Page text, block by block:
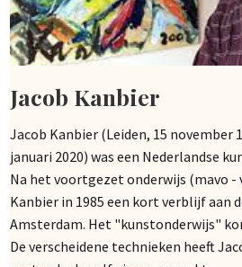
Jacob Kanbier
Jacob Kanbier (Leiden, 15 november
januari 2020) was een Nederlandse
Na het voortgezet onderwijs (mavo -
Kanbier in 1985 een kort verblijf aan
Amsterdam. Het "kunstonderwijs"
De verscheidene technieken heeft